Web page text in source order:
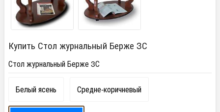
Купить Стол журнальный Берже 3С
Стол журнальный Берже 3С
Белый ясень Средне-коричневый